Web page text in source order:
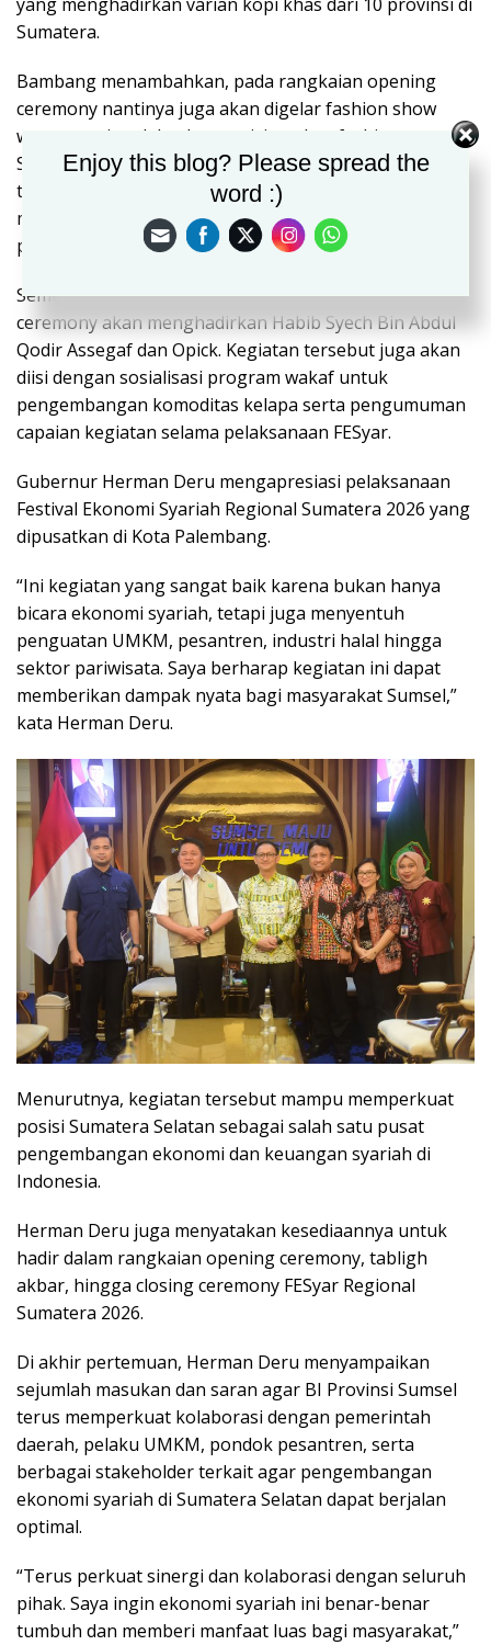
Sumatera.
Bambang menambahkan, pada rangkaian opening
ceremony nantinya juga akan digelar fashion show
wastra nasional dan kompetisi modest fashion se-
Sumatera. Selain itu, akan dilakukan kick off replikasi
tiga program unggulan Sumsel ke regional Sumatera
melalui sejumlah penandatanganan komitmen dan
penyerahan program sektor syariah.
Sementara itu, rangkaian tabligh akbar dan closing
ceremony akan menghadirkan Habib Syech Bin Abdul
Qodir Assegaf dan Opick. Kegiatan tersebut juga akan
diisi dengan sosialisasi program wakaf untuk
pengembangan komoditas kelapa serta pengumuman
capaian kegiatan selama pelaksanaan FESyar.
Gubernur Herman Deru mengapresiasi pelaksanaan
Festival Ekonomi Syariah Regional Sumatera 2026 yang
dipusatkan di Kota Palembang.
“Ini kegiatan yang sangat baik karena bukan hanya
bicara ekonomi syariah, tetapi juga menyentuh
penguatan UMKM, pesantren, industri halal hingga
sektor pariwisata. Saya berharap kegiatan ini dapat
memberikan dampak nyata bagi masyarakat Sumsel,”
kata Herman Deru.
Menurutnya, kegiatan tersebut mampu memperkuat
posisi Sumatera Selatan sebagai salah satu pusat
pengembangan ekonomi dan keuangan syariah di
Indonesia.
Herman Deru juga menyatakan kesediaannya untuk
hadir dalam rangkaian opening ceremony, tabligh
akbar, hingga closing ceremony FESyar Regional
Sumatera 2026.
Di akhir pertemuan, Herman Deru menyampaikan
sejumlah masukan dan saran agar BI Provinsi Sumsel
terus memperkuat kolaborasi dengan pemerintah
daerah, pelaku UMKM, pondok pesantren, serta
berbagai stakeholder terkait agar pengembangan
ekonomi syariah di Sumatera Selatan dapat berjalan
optimal.
“Terus perkuat sinergi dan kolaborasi dengan seluruh
pihak. Saya ingin ekonomi syariah ini benar-benar
tumbuh dan memberi manfaat luas bagi masyarakat,”
Enjoy this blog? Please spread the
word :)